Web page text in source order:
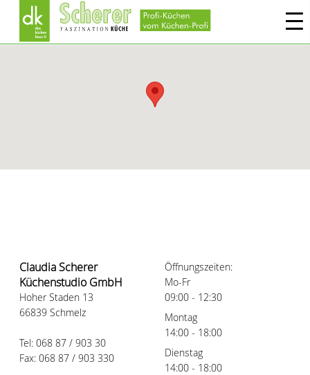
Claudia Scherer
Küchenstudio GmbH
Hoher Staden 13
66839 Schmelz
Tel: 068 87 / 903 30
Fax: 068 87 / 903 330
Öffnungszeiten:
Mo-Fr
09:00 - 12:30
Montag
14:00 - 18:00
Dienstag
14:00 - 18:00